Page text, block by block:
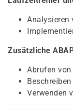
Analysieren
Zusätzliche
Abrufen
Verwenden